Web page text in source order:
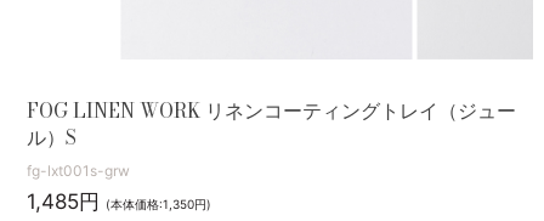
FOG LINEN WORK リネンコーティングトレイ（ジュー
ル）S
fg-lxt001s-grw
1,485円 (本体価格:1,350円)